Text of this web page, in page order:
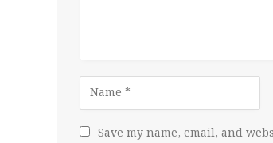
Save my name, email, and